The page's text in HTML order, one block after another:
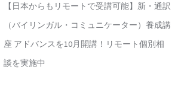
【日本からもリモートで受講可能】新・通訳
（バイリンガル・コミュニケーター）養成講
座 アドバンスを10月開講！リモート個別相
談を実施中